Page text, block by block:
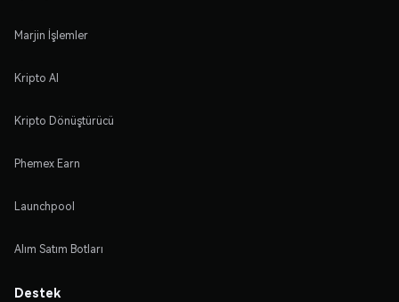
Marjin İşlemler
Kripto Al
Kripto Dönüştürücü
Phemex Earn
Launchpool
Alım Satım Botları
Destek